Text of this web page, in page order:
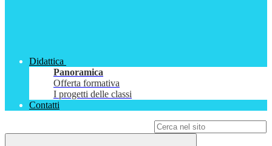
Didattica
Panoramica
Offerta formativa
I progetti delle classi
Contatti